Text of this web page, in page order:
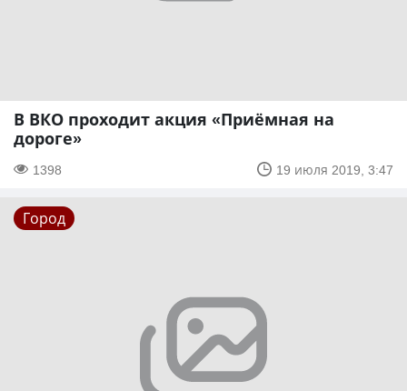
В ВКО проходит акция «Приёмная на
дороге»
1398 19 июля 2019, 3:47
Город